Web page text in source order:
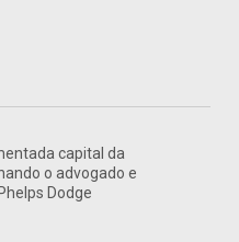
capital da
o advogado e
Dodge